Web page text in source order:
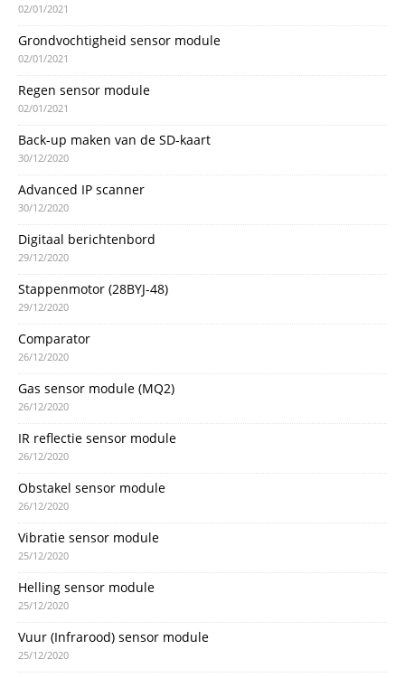
02/01/2021
Grondvochtigheid sensor module
02/01/2021
Regen sensor module
02/01/2021
Back-up maken van de SD-kaart
30/12/2020
Advanced IP scanner
30/12/2020
Digitaal berichtenbord
29/12/2020
Stappenmotor (28BYJ-48)
29/12/2020
Comparator
26/12/2020
Gas sensor module (MQ2)
26/12/2020
IR reflectie sensor module
26/12/2020
Obstakel sensor module
26/12/2020
Vibratie sensor module
25/12/2020
Helling sensor module
25/12/2020
Vuur (Infrarood) sensor module
25/12/2020